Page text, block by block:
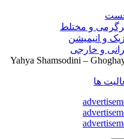
و مختلط
و انیمیشن
و خارجی
Yahya Shamsodini –
ها